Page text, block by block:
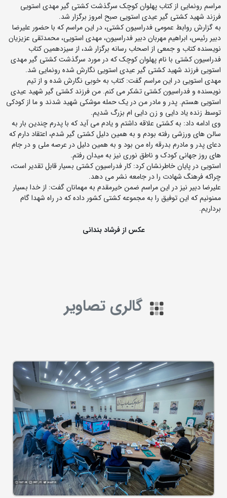
مراسم رونمایی از کتاب پهلوان کوچک سرگذشت کشتی گیر مهدی استویی
فرزند شهید کشتی گیر عیدی استویی صبح امروز برگزار شد.
به گزارش روابط عمومی فدراسیون کشتی، در این مراسم که با حضور علیرضا
دبیر رئیس، ابراهیم مهربان دبیر فدراسیون، مهدی استویی، محمدتقی عزیزیان
نویسنده کتاب و جمعی از اصحاب رسانه برگزار شد، از سیزدهمین کتاب
فدراسیون کشتی با نام پهلوان کوچک که در مورد سرگذشت کشتی گیر مهدی
استویی فرزند شهید کشتی گیر عیدی استویی نگارش شده رونمایی شد.
مهدی استویی در این مراسم گفت: کتاب به خوبی نگارش شده و از تیم
نویسنده و فدراسیون کشتی تشکر می کنم. من فرزند کشتی گیر شهید عیدی
استویی هستم. پدر و مادر من در یک حمله موشکی شهید شدند و ما از کودکی
توسط زنده یاد دایی و زن دایی ام بزرگ شدیم.
وی ادامه داد: به کشتی علاقه داشتم و یادم می آید که با پدرم چندین بار به
سالن های ورزشی رفته بودم و به همین دلیل کشتی گیر شدم، اعتقاد دارم که
دعای پدر و مادرم بدرقه راه من بود و به همین دلیل در عرصه ملی و در جام
های روز جهانی کودک و ناطق نوری نیز به میدان رفتم.
استویی در پایان خاطرنشان کرد: کار فدراسیون کشتی بسیار قابل تقدیر است،
چراکه فرهنگ شهادت را در جامعه نشر می دهد.
علیرضا دبیر نیز در این مراسم ضمن خیرمقدم به مهمانان گفت: از خدا بسیار
ممنونیم که این توفیق را به مجموعه کشتی کشور داده که در راه شهدا گام
برداریم.
عکس از فرشاد بندانی
گالری تصاویر